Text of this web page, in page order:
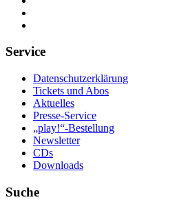
Service
Datenschutzerklärung
Tickets und Abos
Aktuelles
Presse-Service
„play!“-Bestellung
Newsletter
CDs
Downloads
Suche